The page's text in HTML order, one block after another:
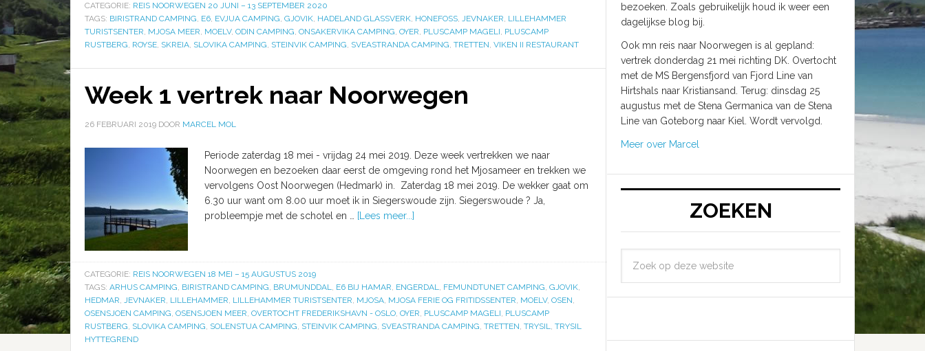
CATEGORIE: REIS NOORWEGEN 20 JUNI – 13 SEPTEMBER 2020
TAGS: BIRISTRAND CAMPING, E6, EVJUA CAMPING, GJOVIK, HADELAND GLASSVERK, HONEFOSS, JEVNAKER, LILLEHAMMER
TURISTSENTER, MJOSA MEER, MOELV, ODIN CAMPING, ONSAKERVIKA CAMPING, OYER, PLUSCAMP MAGELI, PLUSCAMP
RUSTBERG, ROYSE, SKREIA, SLOVIKA CAMPING, STEINVIK CAMPING, SVEASTRANDA CAMPING, TRETTEN, VIKEN II RESTAURANT
Week 1 vertrek naar Noorwegen
26 FEBRUARI 2019 DOOR MARCEL MOL
Periode zaterdag 18 mei - vrijdag 24 mei 2019. Deze week vertrekken we naar
Noorwegen en bezoeken daar eerst de omgeving rond het Mjosameer en trekken we
vervolgens Oost Noorwegen (Hedmark) in. Zaterdag 18 mei 2019. De wekker gaat om
6.30 uur want om 8.00 uur moet ik in Siegerswoude zijn. Siegerswoude ? Ja,
probleempje met de schotel en …
[Lees meer...]
CATEGORIE: REIS NOORWEGEN 18 MEI – 15 AUGUSTUS 2019
TAGS: ARHUS CAMPING, BIRISTRAND CAMPING, BRUMUNDDAL, E6 BIJ HAMAR, ENGERDAL, FEMUNDTUNET CAMPING, GJOVIK,
HEDMAR, JEVNAKER, LILLEHAMMER, LILLEHAMMER TURISTSENTER, MJOSA, MJOSA FERIE OG FRITIDSSENTER, MOELV, OSEN,
OSENSJOEN CAMPING, OSENSJOEN MEER, OVERTOCHT FREDERIKSHAVN - OSLO, OYER, PLUSCAMP MAGELI, PLUSCAMP
RUSTBERG, SLOVIKA CAMPING, SOLENSTUA CAMPING, STEINVIK CAMPING, SVEASTRANDA CAMPING, TRETTEN, TRYSIL, TRYSIL
HYTTEGREND
bezoeken. Zoals gebruikelijk houd ik weer een
dagelijkse blog bij.
Ook mn reis naar Noorwegen is al gepland:
vertrek donderdag 21 mei richting DK. Overtocht
met de MS Bergensfjord van Fjord Line van
Hirtshals naar Kristiansand. Terug: dinsdag 25
augustus met de Stena Germanica van de Stena
Line van Goteborg naar Kiel. Wordt vervolgd.
Meer over Marcel
ZOEKEN